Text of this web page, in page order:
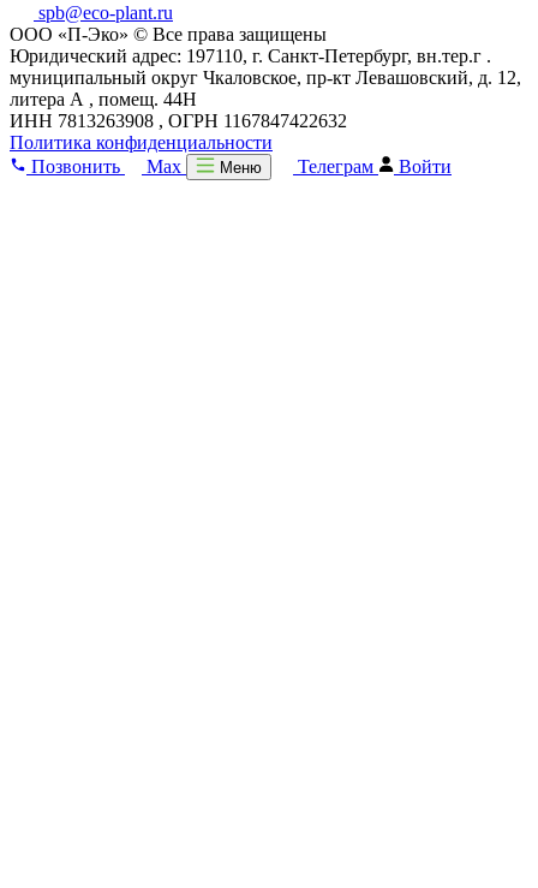
spb@eco-plant.ru
ООО «П-Эко» © Все права защищены
Юридический адрес: 197110, г. Санкт-Петербург, вн.тер.г .
муниципальный округ Чкаловское, пр-кт Левашовский, д. 12,
литера А , помещ. 44Н
ИНН 7813263908 , ОГРН 1167847422632
Политика конфиденциальности
Позвонить
Max Меню Телеграм Войти